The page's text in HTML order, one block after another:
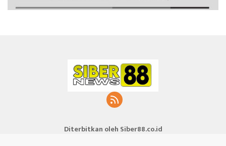
Diterbitkan oleh Siber88.co.id